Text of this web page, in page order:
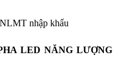
LED NĂNG LƯỢNG